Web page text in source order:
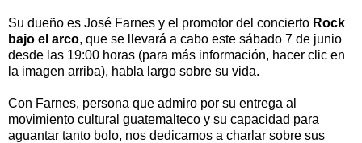
Su dueño es José Farnes y el promotor del concierto Rock
bajo el arco, que se llevará a cabo este sábado 7 de junio
desde las 19:00 horas (para más información, hacer clic en
la imagen arriba), habla largo sobre su vida.
Con Farnes, persona que admiro por su entrega al
movimiento cultural guatemalteco y su capacidad para
aguantar tanto bolo, nos dedicamos a charlar sobre sus